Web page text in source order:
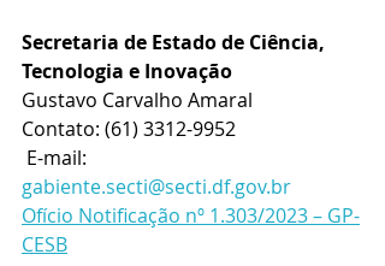
Secretaria de Estado de Ciência,
Tecnologia e Inovação
Gustavo Carvalho Amaral
Contato: (61) 3312-9952
E-mail:
gabiente.secti@secti.df.gov.br
Ofício Notificação nº 1.303/2023 – GP-
CESB